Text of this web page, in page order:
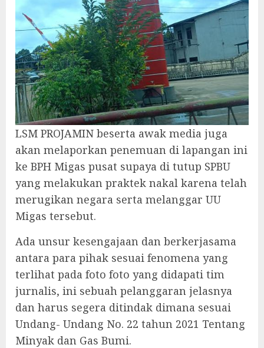
LSM PROJAMIN beserta awak media juga
akan melaporkan penemuan di lapangan ini
ke BPH Migas pusat supaya di tutup SPBU
yang melakukan praktek nakal karena telah
merugikan negara serta melanggar UU
Migas tersebut.
Ada unsur kesengajaan dan berkerjasama
antara para pihak sesuai fenomena yang
terlihat pada foto foto yang didapati tim
jurnalis, ini sebuah pelanggaran jelasnya
dan harus segera ditindak dimana sesuai
Undang- Undang No. 22 tahun 2021 Tentang
Minyak dan Gas Bumi.